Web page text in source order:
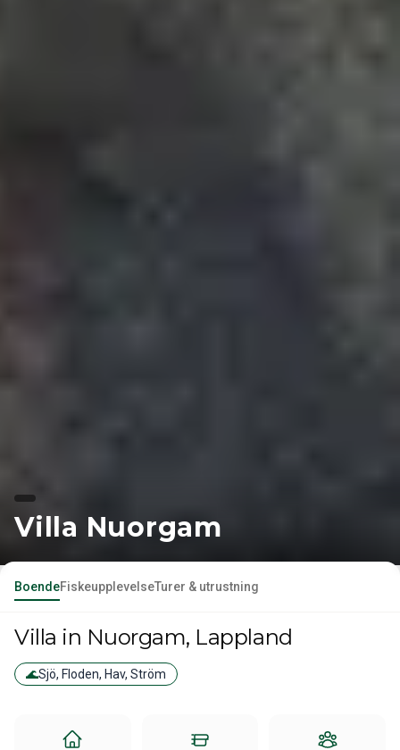
Villa Nuorgam
BoendeFiskeupplevelseTurer & utrustning
Villa in Nuorgam, Lappland
🌊Sjö, Floden, Hav, Ström